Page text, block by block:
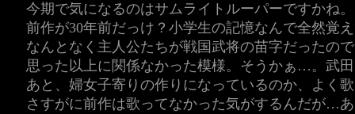
今期で気になるのはサムライトルーパーですかね。
前作が30年前だっけ？小学生の記憶なんで全然覚
なんとなく主人公たちが戦国武将の苗字だったの
思った以上に関係なかった模様。そうかぁ…。武
あと、婦女子寄りの作りになっているのか、よく
さすがに前作は歌ってなかった気がするんだが…